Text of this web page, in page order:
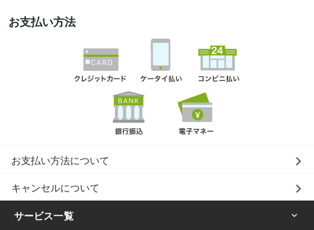
お支払い方法
お支払い方法について
キャンセルについて